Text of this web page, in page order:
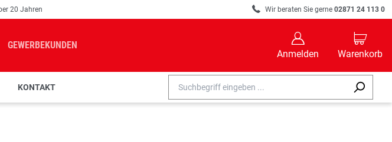
20 Jahren R Wir beraten Sie gerne 02871 24 113 0
GEWERBEKUNDEN
B
Anmelden
C
Warenkorb
KONTAKT